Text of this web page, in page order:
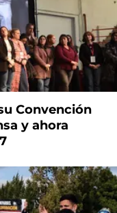
Convención
y ahora